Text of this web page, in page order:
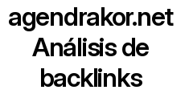
agendrakor.net
Análisis de
backlinks